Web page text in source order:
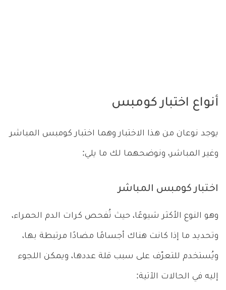
أنواع اختبار كومبس
يوجد نوعان من هذا الاختبار وهما اختبار كومبس المباشر
وغير المباشر، ونوضحهما لك ما يلي:
اختبار كومبس المباشر
وهو النوع الأكثر شيوعًا، حيث تُفحص كرات الدم الحمراء،
وتحديد ما إذا كانت هناك أجسامًا مضادًا مرتبطة بها،
ويُستخدم للتعرّف على سبب قلة عددها، ويمكن اللجوء
إليه في الحالات الآتية: